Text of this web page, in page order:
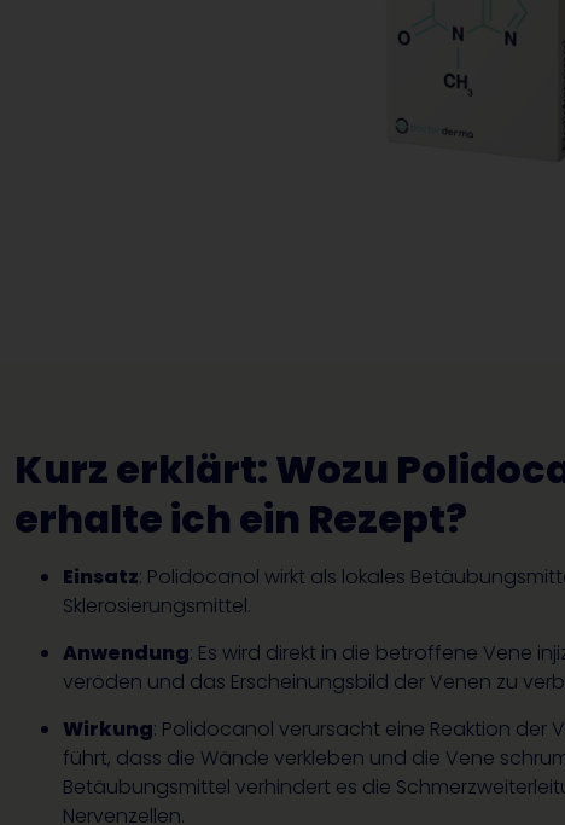
Kurz erklärt: Wozu
erhalte ich ein Rezept?
Einsatz: Polidocanol wirkt als lokales
Sklerosierungsmittel.
Anwendung: Es wird direkt in die betroffene Vene
veröden und das Erscheinungsbild der Venen zu
Wirkung: Polidocanol verursacht eine Reaktion der
führt, dass die Wände verkleben und die Vene
Betäubungsmittel verhindert es die
Nervenzellen.